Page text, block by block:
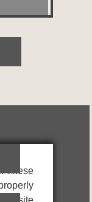
These
site
These
site
These
site